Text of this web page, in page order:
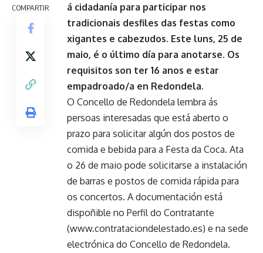
COMPARTIR
á cidadanía para participar nos
tradicionais desfiles das festas como
xigantes e cabezudos. Este luns, 25 de
maio, é o último día para anotarse. Os
requisitos son ter 16 anos e estar
empadroado/a en Redondela.
O Concello de Redondela lembra ás
persoas interesadas que está aberto o
prazo para solicitar algún dos postos de
comida e bebida para a Festa da Coca. Ata
o 26 de maio pode solicitarse a instalación
de barras e postos de comida rápida para
os concertos. A documentación está
dispoñible no Perfil do Contratante
(www.contrataciondelestado.es) e na sede
electrónica do Concello de Redondela.